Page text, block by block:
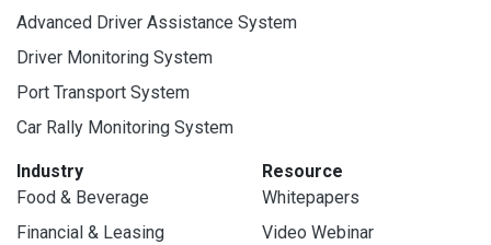
Advanced Driver Assistance System
Driver Monitoring System
Port Transport System
Car Rally Monitoring System
Industry
Food & Beverage
Financial & Leasing
Resource
Whitepapers
Video Webinar